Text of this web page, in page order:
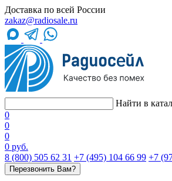
Доставка по всей России
zakaz@radiosale.ru
Найти в
0
0
0
0 руб.
8 (800) 505 62 31 +7 (495) 104 66 99 +7
Перезвонить Вам?